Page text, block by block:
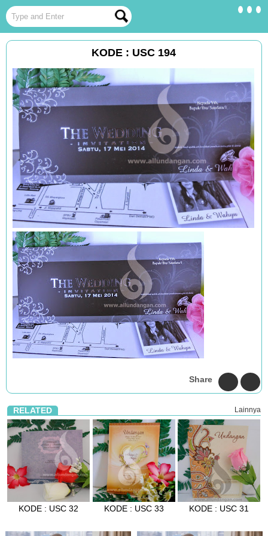
KODE : USC 194
Share
RELATED Lainnya
KODE : USC 32 KODE : USC 33 KODE : USC 31